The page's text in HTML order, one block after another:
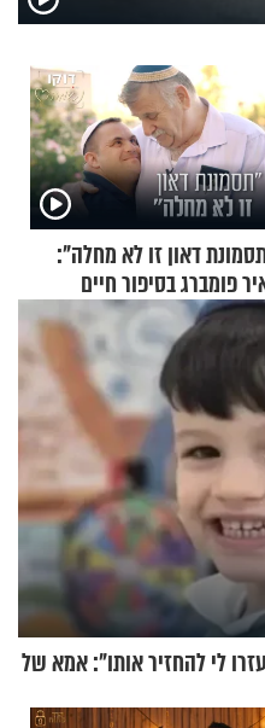
דאון זו לא מחלה":
פומברג בסיפור חיים
השראה
לי להחזיר אותו": אמא של